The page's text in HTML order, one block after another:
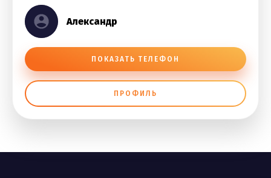
Александр
ПОКАЗАТЬ ТЕЛЕФОН
ПРОФИЛЬ